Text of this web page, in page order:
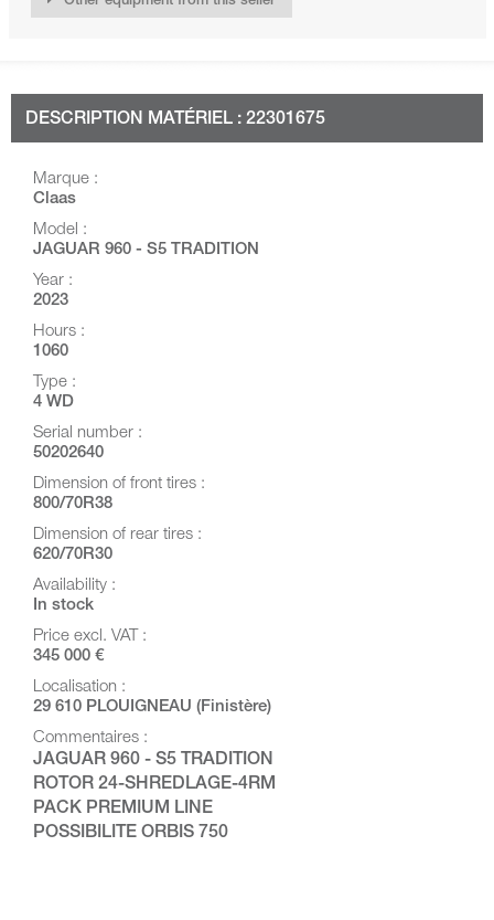
DESCRIPTION MATÉRIEL : 22301675
Marque :
Claas
Model :
JAGUAR 960 - S5 TRADITION
Year :
2023
Hours :
1060
Type :
4 WD
Serial number :
50202640
Dimension of front tires :
800/70R38
Dimension of rear tires :
620/70R30
Availability :
In stock
Price excl. VAT :
345 000 €
Localisation :
29 610 PLOUIGNEAU (Finistère)
Commentaires :
JAGUAR 960 - S5 TRADITION
ROTOR 24-SHREDLAGE-4RM
PACK PREMIUM LINE
POSSIBILITE ORBIS 750